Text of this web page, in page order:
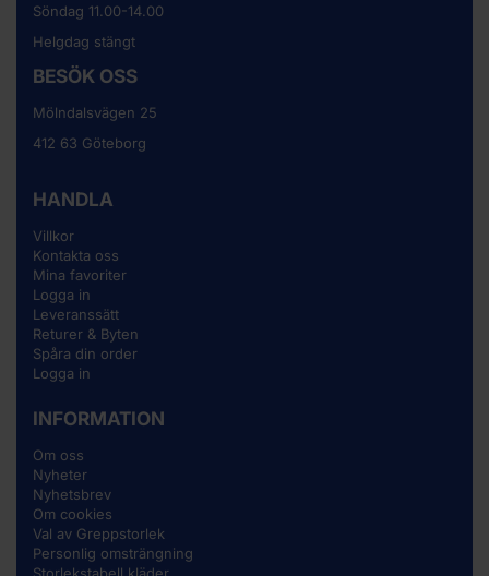
Söndag 11.00-14.00
Helgdag stängt
BESÖK OSS
Mölndalsvägen 25
412 63 Göteborg
HANDLA
Villkor
Kontakta oss
Mina favoriter
Logga in
Leveranssätt
Returer & Byten
Spåra din order
Logga in
INFORMATION
Om oss
Nyheter
Nyhetsbrev
Om cookies
Val av Greppstorlek
Personlig omsträngning